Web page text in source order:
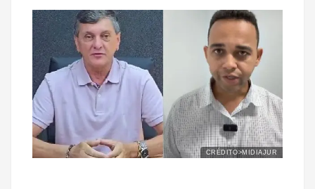
CRÉDITO>MIDIAJUR